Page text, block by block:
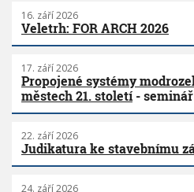
16. září 2026
Veletrh: FOR ARCH 2026
17. září 2026
Propojené systémy
městech 21. století- seminář
22. září 2026
Judikatura ke stavebnímu
24. září 2026